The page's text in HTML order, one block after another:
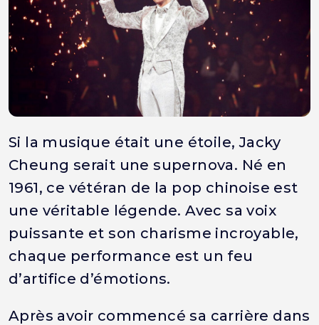
Si la musique était une étoile, Jacky
Cheung serait une supernova. Né en
1961, ce vétéran de la pop chinoise est
une véritable légende. Avec sa voix
puissante et son charisme incroyable,
chaque performance est un feu
d’artifice d’émotions.
Après avoir commencé sa carrière dans